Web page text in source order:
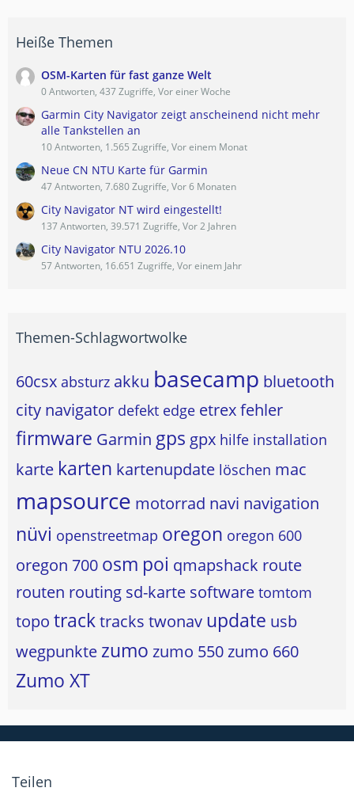
Heiße Themen
OSM-Karten für fast ganze Welt
0 Antworten, 437 Zugriffe, Vor einer Woche
Garmin City Navigator zeigt anscheinend nicht mehr
alle Tankstellen an
10 Antworten, 1.565 Zugriffe, Vor einem Monat
Neue CN NTU Karte für Garmin
47 Antworten, 7.680 Zugriffe, Vor 6 Monaten
City Navigator NT wird eingestellt!
137 Antworten, 39.571 Zugriffe, Vor 2 Jahren
City Navigator NTU 2026.10
57 Antworten, 16.651 Zugriffe, Vor einem Jahr
Themen-Schlagwortwolke
60csx absturz akku basecamp bluetooth
city navigator defekt edge etrexfehler
firmware Garmin gps gpx hilfe installation
karte karten kartenupdate löschen mac
mapsource motorrad navi navigation
nüvi openstreetmap oregon oregon 600
oregon 700 osm poi qmapshack route
routen routing sd-karte software tomtom
topo tracktracks twonav update usb
wegpunkte zumo zumo 550zumo 660
Zumo XT
Teilen